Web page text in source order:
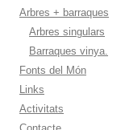
Arbres + barraques
Arbres singulars
Barraques vinya.
Fonts del Món
Links
Activitats